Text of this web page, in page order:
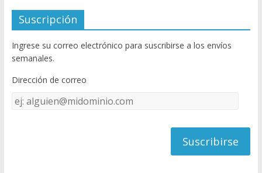
e
b
o
o
k
itt
er
u
T
u
e
C
Suscripción
Ingrese su correo electrónico para suscribirse a los envíos
semanales.
Dirección de correo
Dirección